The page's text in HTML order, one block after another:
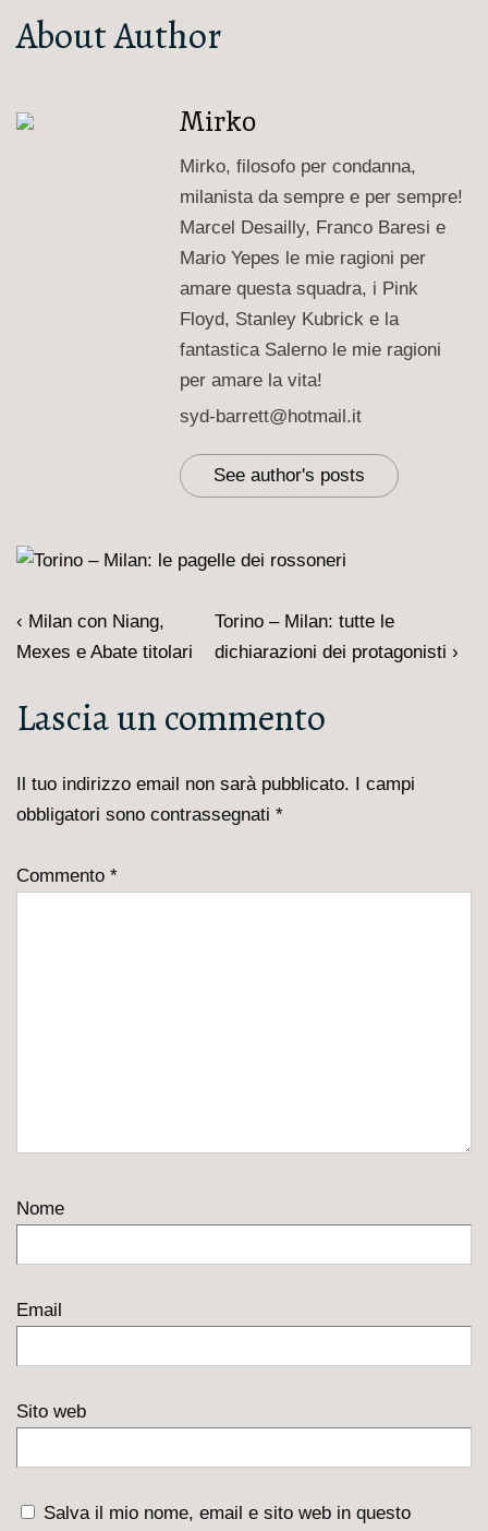
About Author
Mirko
Mirko, filosofo per condanna,
milanista da sempre e per sempre!
Marcel Desailly, Franco Baresi e
Mario Yepes le mie ragioni per
amare questa squadra, i Pink
Floyd, Stanley Kubrick e la
fantastica Salerno le mie ragioni
per amare la vita!
syd-barrett@hotmail.it
See author's posts
Navigazione
articoli
L'articolo
precedente
‹ Milan con Niang,
Mexes e Abate titolari
Il
prossimo
è
Torino – Milan: tutte le
dichiarazioni dei protagonisti ›
Lascia un commento
Il tuo indirizzo email non sarà pubblicato. I campi
obbligatori sono contrassegnati *
Commento *
Nome
Email
Sito web
Salva il mio nome, email e sito web in questo